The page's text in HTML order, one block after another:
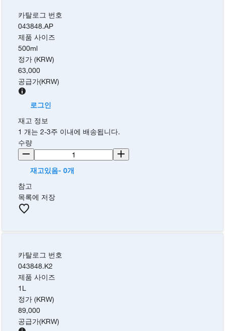
카탈로그 번호
043848.AP
제품 사이즈
500ml
정가 (KRW)
63,000
공급가(KRW)
로그인
재고 정보
1 개는 2-3주 이내에 배송됩니다.
수량
재고있음- 0개
참고
목록에 저장
카탈로그 번호
043848.K2
제품 사이즈
1L
정가 (KRW)
89,000
공급가(KRW)